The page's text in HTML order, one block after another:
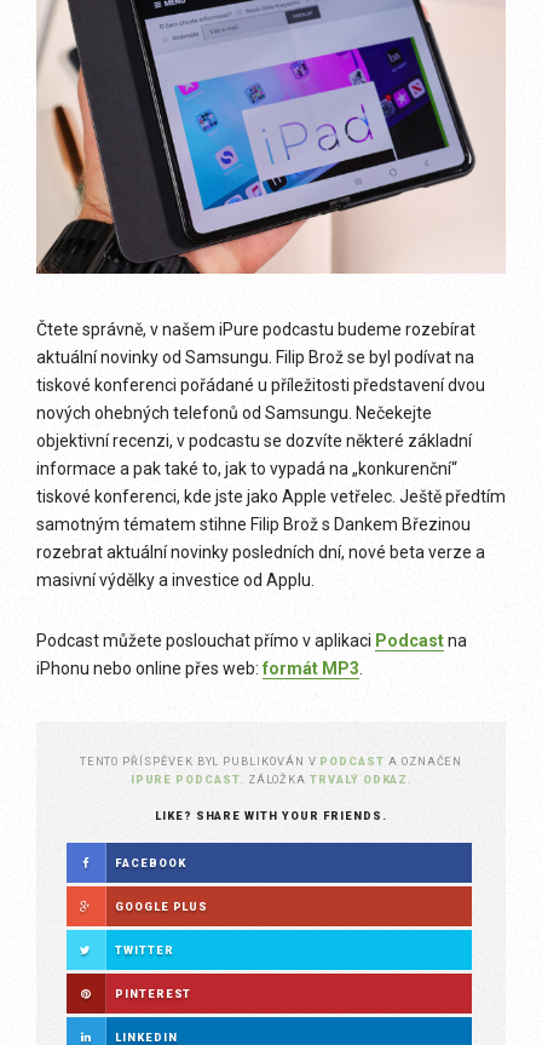
Čtete správně, v našem iPure podcastu budeme rozebírat
aktuální novinky od Samsungu. Filip Brož se byl podívat na
tiskové konferenci pořádané u příležitosti představení dvou
nových ohebných telefonů od Samsungu. Nečekejte
objektivní recenzi, v podcastu se dozvíte některé základní
informace a pak také to, jak to vypadá na „konkurenční“
tiskové konferenci, kde jste jako Apple vetřelec. Ještě předtím
samotným tématem stihne Filip Brož s Dankem Březinou
rozebrat aktuální novinky posledních dní, nové beta verze a
masivní výdělky a investice od Applu.
Podcast můžete poslouchat přímo v aplikaci Podcastna
iPhonu nebo online přes web: formát MP3
TENTO PŘÍSPĚVEK BYL PUBLIKOVÁN V PODCAST A OZNAČEN
IPURE PODCAST . ZÁLOŽKATRVALÝ ODKAZ
LIKE? SHARE WITH YOUR FRIENDS.
FACEBOOK
GOOGLE PLUS
TWITTER
PINTEREST
LINKEDIN